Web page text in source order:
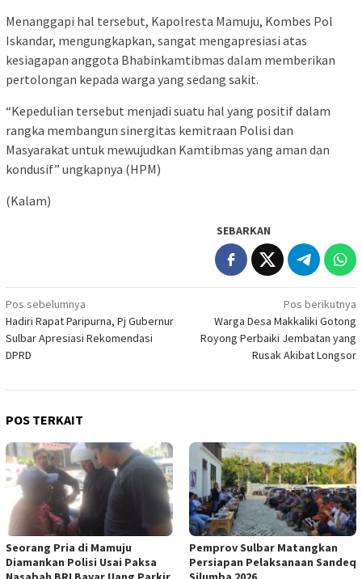
Menanggapi hal tersebut, Kapolresta Mamuju, Kombes Pol
Iskandar, mengungkapkan, sangat mengapresiasi atas
kesiagapan anggota Bhabinkamtibmas dalam memberikan
pertolongan kepada warga yang sedang sakit.
“Kepedulian tersebut menjadi suatu hal yang positif dalam
rangka membangun sinergitas kemitraan Polisi dan
Masyarakat untuk mewujudkan Kamtibmas yang aman dan
kondusif” ungkapnya (HPM)
(Kalam)
SEBARKAN
Navigasi
pos
Pos sebelumnya
Hadiri Rapat Paripurna, Pj Gubernur
Sulbar Apresiasi Rekomendasi
DPRD
Pos berikutnya
Warga Desa Makkaliki Gotong
Royong Perbaiki Jembatan yang
Rusak Akibat Longsor
POS TERKAIT
Seorang Pria di Mamuju
Diamankan Polisi Usai Paksa
Pemprov Sulbar Matangkan
Persiapan Pelaksanaan Sandeq